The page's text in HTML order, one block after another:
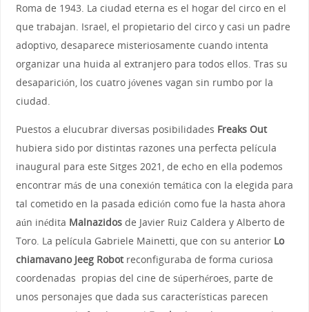
Roma de 1943. La ciudad eterna es el hogar del circo en el
que trabajan. Israel, el propietario del circo y casi un padre
adoptivo, desaparece misteriosamente cuando intenta
organizar una huida al extranjero para todos ellos. Tras su
desaparición, los cuatro jóvenes vagan sin rumbo por la
ciudad.
Puestos a elucubrar diversas posibilidades Freaks Out
hubiera sido por distintas razones una perfecta película
inaugural para este Sitges 2021, de echo en ella podemos
encontrar más de una conexión temática con la elegida para
tal cometido en la pasada edición como fue la hasta ahora
aún inédita Malnazidosde Javier Ruiz Caldera y Alberto de
Toro. La película Gabriele Mainetti, que con su anteriorLo
chiamavano Jeeg Robotreconfiguraba de forma curiosa
coordenadas propias del cine de súperhéroes, parte de
unos personajes que dada sus características parecen